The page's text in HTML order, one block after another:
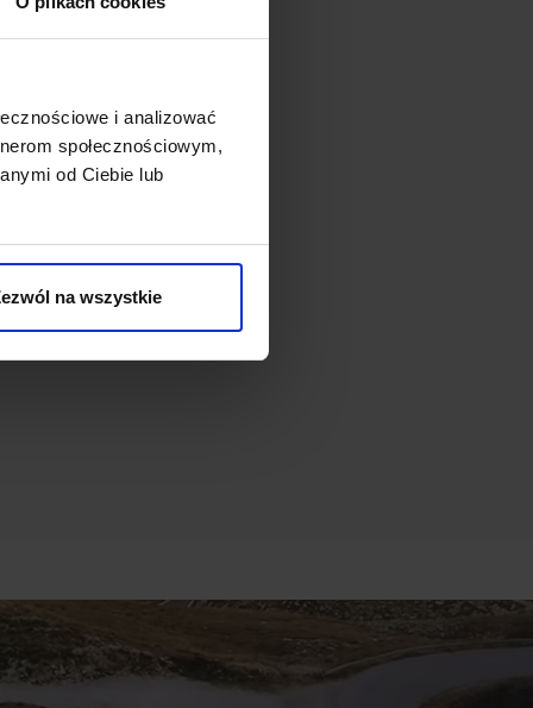
i analizować
społecznościowym,
od Ciebie lub
na wszystkie